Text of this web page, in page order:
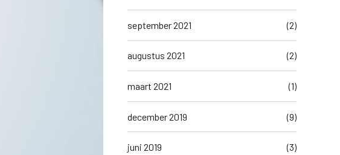
september 2021 (2)
augustus 2021 (2)
maart 2021 (1)
december 2019 (9)
juni 2019 (3)